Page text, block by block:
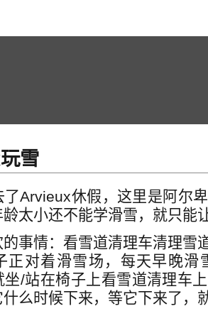
雪
了Arvieux休假，这里是阿尔
太小还不能学滑雪，就只能
事情：看雪道清理车清理雪
正对着滑雪场，每天早晚滑
坐/站在椅子上看雪道清理车
么时候下来，等它下来了，